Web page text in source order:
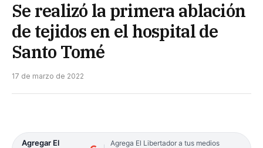
Se realizó la primera ablación
de tejidos en el hospital de
Santo Tomé
17 de marzo de 2022
Agregar El
Agrega El Libertador a tus medios